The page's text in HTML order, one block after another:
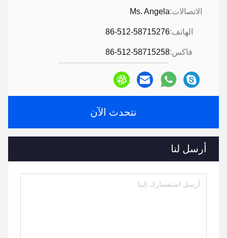
الاتصالات:Ms. Angela
الهاتف:86-512-58715276
فاكس:86-512-58715258
نتحدث الآن
أرسل لنا